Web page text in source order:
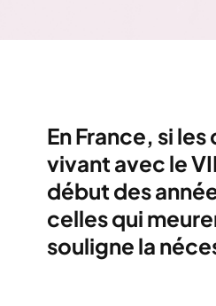
En France, si
vivant avec le
début des
celles qui
souligne la